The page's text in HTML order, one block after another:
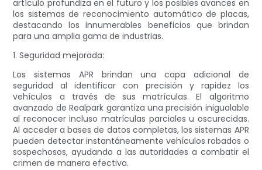
artículo profundiza en el futuro y los posibles avances en
los sistemas de reconocimiento automático de placas,
destacando los innumerables beneficios que brindan
para una amplia gama de industrias.
1. Seguridad mejorada:
Los sistemas APR brindan una capa adicional de
seguridad al identificar con precisión y rapidez los
vehículos a través de sus matrículas. El algoritmo
avanzado de Realpark garantiza una precisión inigualable
al reconocer incluso matrículas parciales u oscurecidas.
Al acceder a bases de datos completas, los sistemas APR
pueden detectar instantáneamente vehículos robados o
sospechosos, ayudando a las autoridades a combatir el
crimen de manera efectiva.